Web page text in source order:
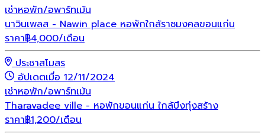
เช่าหอพัก/อพาร์ทเม้น
นาวินเพลส - Nawin place หอพักใกล้ราชมงคลขอนแก่น
ราคา฿4,000/เดือน
ประชาสโมสร
อัปเดตเมื่อ 12/11/2024
เช่าหอพัก/อพาร์ทเม้น
Tharavadee ville - หอพักขอนแก่น ใกล้บึงทุ่งสร้าง
ราคา฿1,200/เดือน